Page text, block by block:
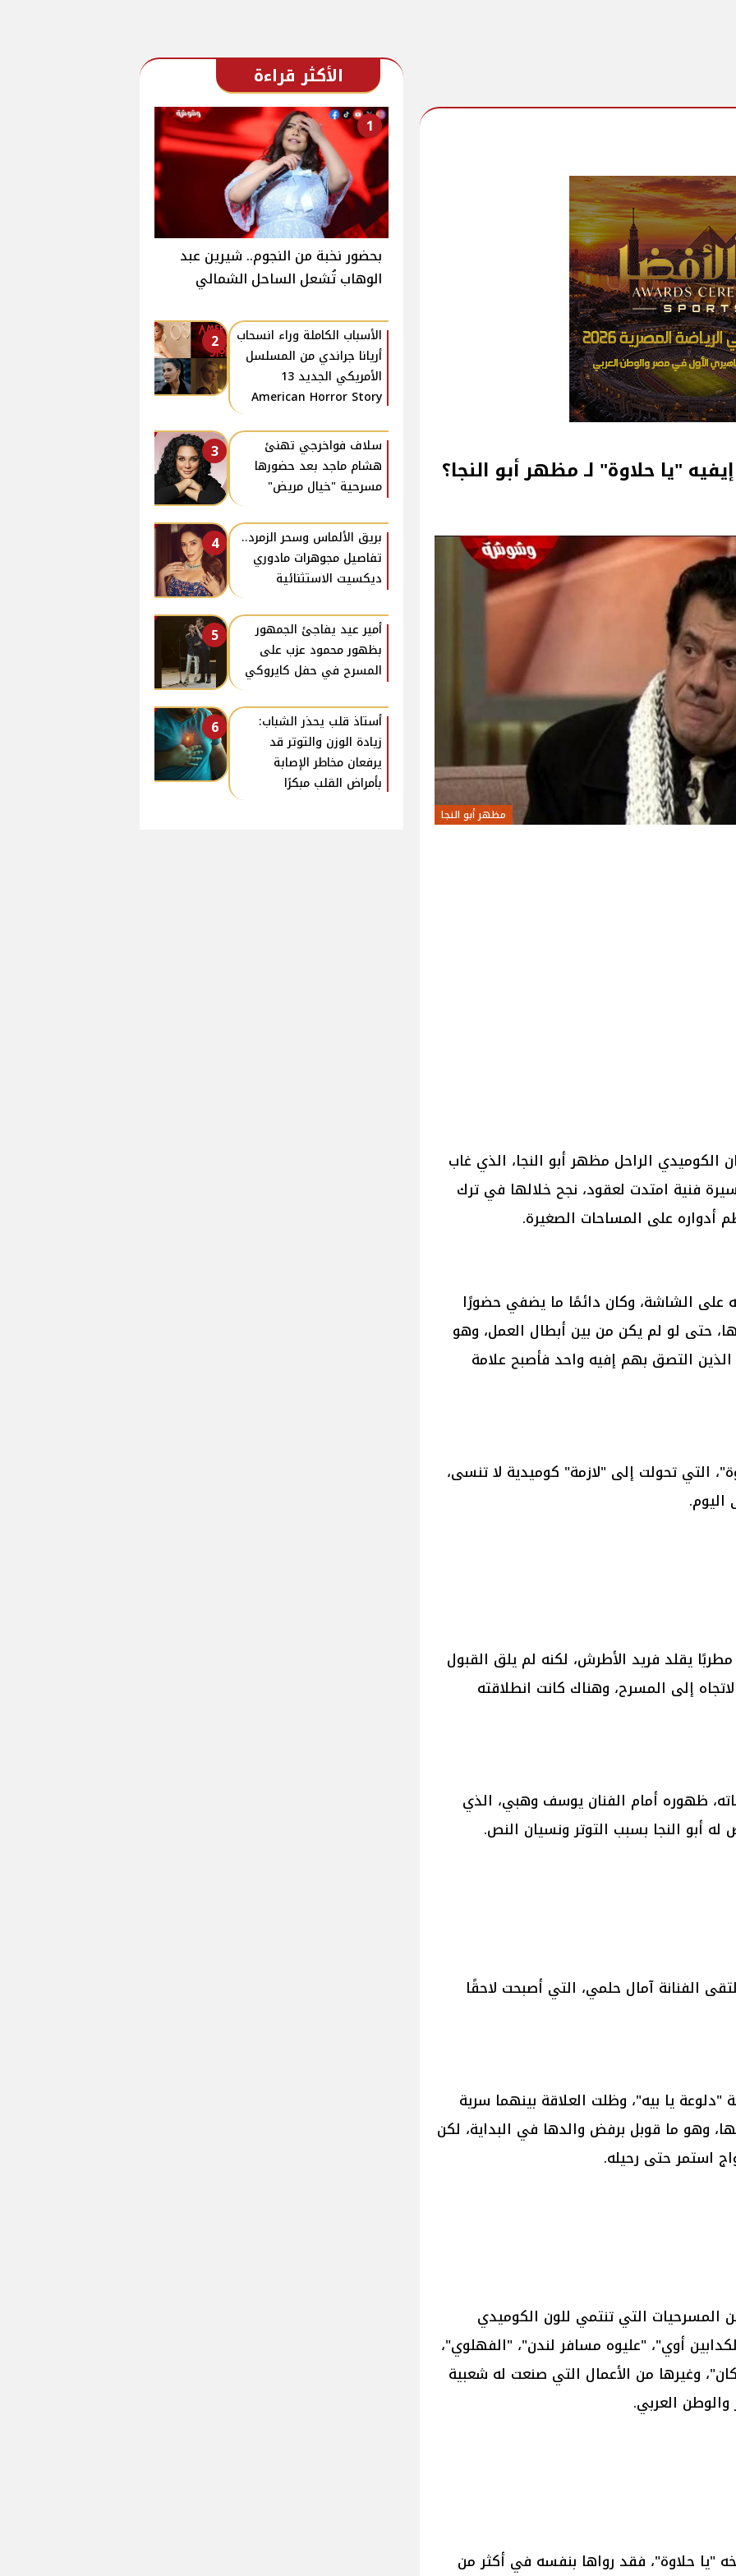
"يا حلاوة" لـ مظهر أبو النجا؟
مظهر أبو النجا
الكوميدي الراحل مظهر أبو النجا، الذي غاب
1 مايو 2017، بعد مسيرة فنية امتدت لعقود، نجح خلالها في ترك
أدواره على المساحات الصغيرة.
على الشاشة، وكان دائمًا ما يضفي حضورًا
حتى لو لم يكن من بين أبطال العمل، وهو
الذين التصق بهم إفيه واحد فأصبح علامة
التي تحولت إلى "لازمة" كوميدية لا تنسى،
يقلد فريد الأطرش، لكنه لم يلق القبول
إلى المسرح، وهناك كانت انطلاقته
ظهوره أمام الفنان يوسف وهبي، الذي
أبو النجا بسبب التوتر ونسيان النص.
الفنانة آمال حلمي، التي أصبحت لاحقًا
يا بيه"، وظلت العلاقة بينهما سرية
وهو ما قوبل برفض والدها في البداية، لكن
استمر حتى رحيله.
المسرحيات التي تنتمي للون الكوميدي
أوي"، "عليوه مسافر لندن"، "الفهلوي"،
وغيرها من الأعمال التي صنعت له شعبية
العربي.
"يا حلاوة"، فقد رواها بنفسه في أكثر من
الأكثر قراءة
1
بحضور نخبة من النجوم.. شيرين عبد
الوهاب تُشعل الساحل الشمالي
2
الأسباب الكاملة وراء انسحاب
أريانا جراندي من المسلسل
الأمريكي الجديد 13
American Horror Story
3
سلاف فواخرجي تهنئ
هشام ماجد بعد حضورها
مسرحية "خيال مريض"
4
بريق الألماس وسحر الزمرد..
تفاصيل مجوهرات مادوري
ديكسيت الاستثنائية
5
أمير عيد يفاجئ الجمهور
بظهور محمود عزب على
المسرح في حفل كايروكي
6
أستاذ قلب يحذر الشباب:
زيادة الوزن والتوتر قد
يرفعان مخاطر الإصابة
بأمراض القلب مبكرًا